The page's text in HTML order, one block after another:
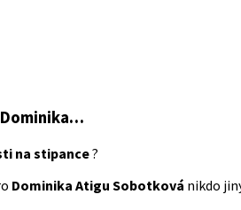
na stipance?
Dominika Atigu Sobotková nikdo